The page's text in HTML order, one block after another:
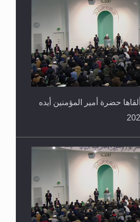
حضرة أمير المؤمنين أيده